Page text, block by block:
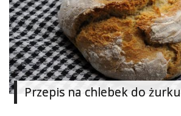
Przepis na chlebek do żurku